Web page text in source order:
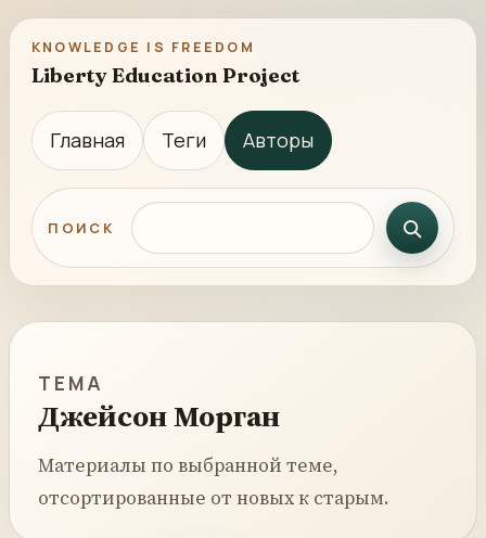
KNOWLEDGE IS FREEDOM
Liberty Education Project
Главная Теги Авторы
ПОИСК Поиск по сайту
ТЕМА
Джейсон Морган
Материалы по выбранной теме,
отсортированные от новых к старым.